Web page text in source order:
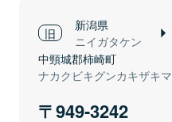
新潟県
ニイガタケン
中頸城郡柿崎町
ナカクビキグンカキザキ
949-3242